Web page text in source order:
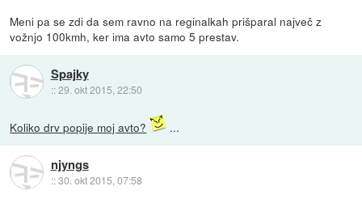
Meni pa se zdi da sem ravno na reginalkah prišparal največ z
vožnjo 100kmh, ker ima avto samo 5 prestav.
Spajky
::29. okt 2015, 22:50
Koliko drv popije moj avto? ...
njyngs
::30. okt 2015, 07:58